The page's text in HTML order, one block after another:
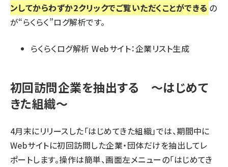
ンしてからわずか2クリックでご覧いただくことができる の
が“らくらく”ログ解析です。
らくらくログ解析 Webサイト：企業リスト生成
初回訪問企業を抽出する ～はじめて
きた組織～
4月末にリリースした「はじめてきた組織」では、期間中に
Webサイトに初回訪問した企業・団体だけを抽出してレ
ポートします。操作は簡単、画面左メニューの「はじめてき